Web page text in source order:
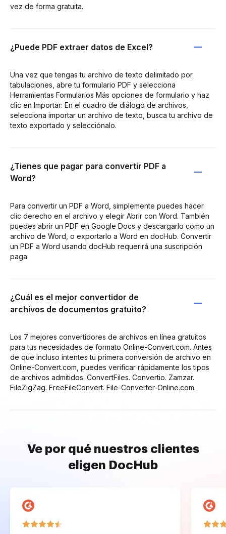
vez de forma gratuita.
¿Puede PDF extraer datos de Excel?
Una vez que tengas tu archivo de texto delimitado por
tabulaciones, abre tu formulario PDF y selecciona
Herramientas Formularios Más opciones de formulario y haz
clic en Importar: En el cuadro de diálogo de archivos,
selecciona importar un archivo de texto, busca tu archivo de
texto exportado y selecciónalo.
¿Tienes que pagar para convertir PDF a
Word?
Para convertir un PDF a Word, simplemente puedes hacer
clic derecho en el archivo y elegir Abrir con Word. También
puedes abrir un PDF en Google Docs y descargarlo como un
archivo de Word, o exportarlo a Word en docHub. Convertir
un PDF a Word usando docHub requerirá una suscripción
paga.
¿Cuál es el mejor convertidor de
archivos de documentos gratuito?
Los 7 mejores convertidores de archivos en línea gratuitos
para tus necesidades de formato Online-Convert.com. Antes
de que incluso intentes tu primera conversión de archivo en
Online-Convert.com, puedes verificar rápidamente los tipos
de archivos admitidos. ConvertFiles. Convertio. Zamzar.
FileZigZag. FreeFileConvert. File-Converter-Online.com.
Ve por qué nuestros clientes
eligen DocHub